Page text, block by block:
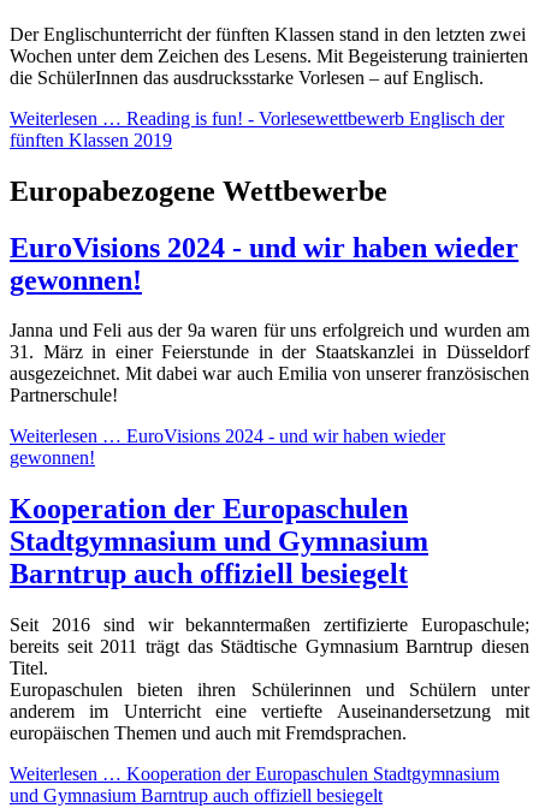
Der Englischunterricht der fünften Klassen stand in den letzten zwei
Wochen unter dem Zeichen des Lesens. Mit Begeisterung trainierten
die SchülerInnen das ausdrucksstarke Vorlesen – auf Englisch.
Weiterlesen … Reading is fun! - Vorlesewettbewerb Englisch der
fünften Klassen 2019
Europabezogene Wettbewerbe
EuroVisions 2024 - und wir haben wieder
gewonnen!
Janna und Feli aus der 9a waren für uns erfolgreich und wurden am
31. März in einer Feierstunde in der Staatskanzlei in Düsseldorf
ausgezeichnet. Mit dabei war auch Emilia von unserer französischen
Partnerschule!
Weiterlesen … EuroVisions 2024 - und wir haben wieder
gewonnen!
Kooperation der Europaschulen
Stadtgymnasium und Gymnasium
Barntrup auch offiziell besiegelt
Seit 2016 sind wir bekanntermaßen zertifizierte Europaschule;
bereits seit 2011 trägt das Städtische Gymnasium Barntrup diesen
Titel.
Europaschulen bieten ihren Schülerinnen und Schülern unter
anderem im Unterricht eine vertiefte Auseinandersetzung mit
europäischen Themen und auch mit Fremdsprachen.
Weiterlesen … Kooperation der Europaschulen Stadtgymnasium
und Gymnasium Barntrup auch offiziell besiegelt